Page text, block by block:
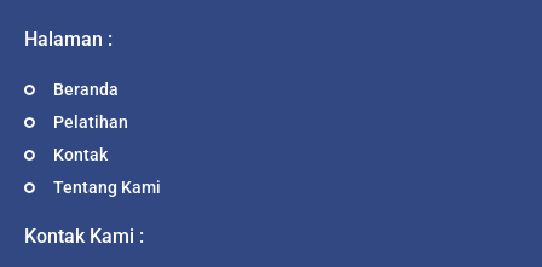
Halaman :
Beranda
Pelatihan
Kontak
Tentang Kami
Kontak Kami :